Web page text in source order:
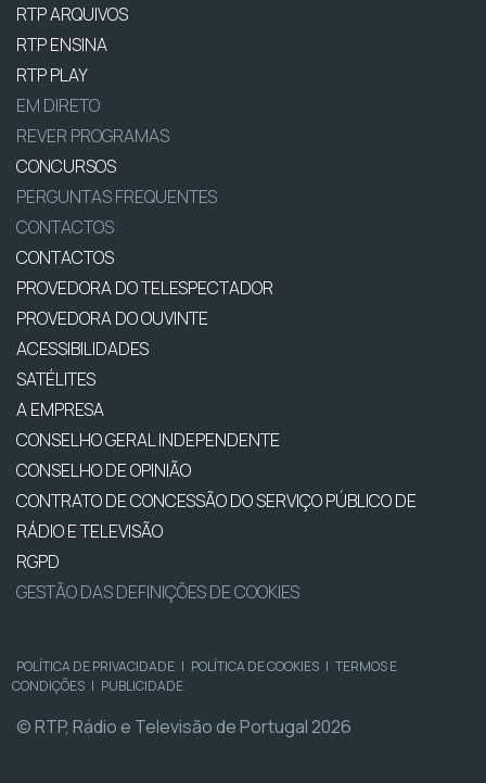
RTP ARQUIVOS
RTP ENSINA
RTP PLAY
EM DIRETO
REVER PROGRAMAS
CONCURSOS
PERGUNTAS FREQUENTES
CONTACTOS
CONTACTOS
PROVEDORA DO TELESPECTADOR
PROVEDORA DO OUVINTE
ACESSIBILIDADES
SATÉLITES
A EMPRESA
CONSELHO GERAL INDEPENDENTE
CONSELHO DE OPINIÃO
CONTRATO DE CONCESSÃO DO SERVIÇO PÚBLICO DE
RÁDIO E TELEVISÃO
RGPD
GESTÃO DAS DEFINIÇÕES DE COOKIES
POLÍTICA DE PRIVACIDADE | POLÍTICA DE COOKIES | TERMOS E
CONDIÇÕES | PUBLICIDADE
© RTP, Rádio e Televisão de Portugal 2026